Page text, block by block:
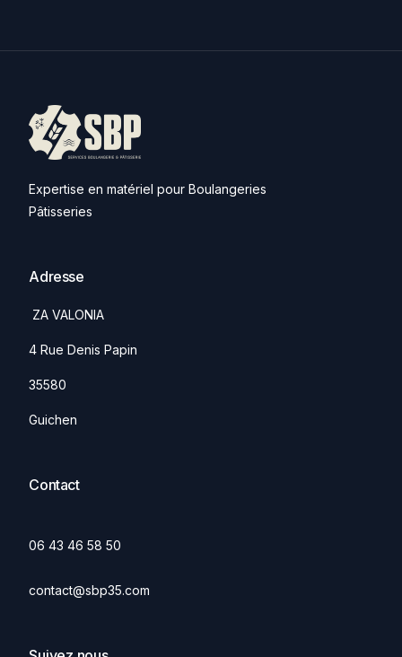
Expertise en matériel pour Boulangeries
Pâtisseries
Adresse
ZA VALONIA
4 Rue Denis Papin
35580
Guichen
Contact
06 43 46 58 50
contact@sbp35.com